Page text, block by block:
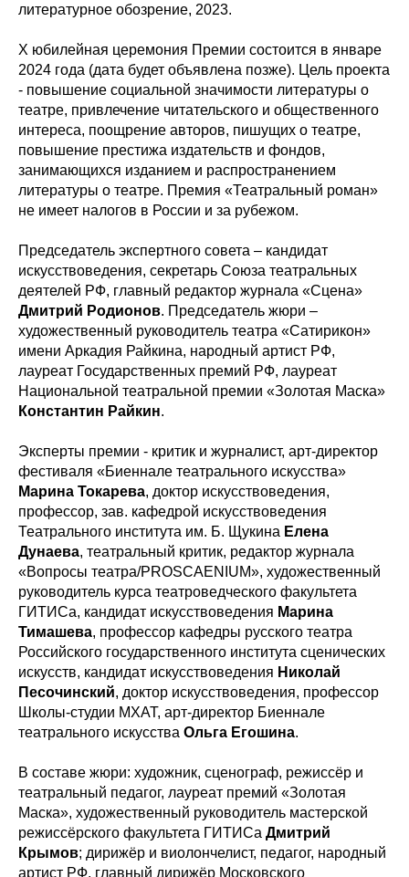
литературное обозрение, 2023.
Х юбилейная церемония Премии состоится в январе
2024 года (дата будет объявлена позже). Цель проекта
- повышение социальной значимости литературы о
театре, привлечение читательского и общественного
интереса, поощрение авторов, пишущих о театре,
повышение престижа издательств и фондов,
занимающихся изданием и распространением
литературы о театре. Премия «Театральный роман»
не имеет налогов в России и за рубежом.
Председатель экспертного совета – кандидат
искусствоведения, секретарь Союза театральных
деятелей РФ, главный редактор журнала «Сцена»
Дмитрий Родионов. Председатель жюри –
художественный руководитель театра «Сатирикон»
имени Аркадия Райкина, народный артист РФ,
лауреат Государственных премий РФ, лауреат
Национальной театральной премии «Золотая Маска»
Константин Райкин.
Эксперты премии - критик и журналист, арт-директор
фестиваля «Биеннале театрального искусства»
Марина Токарева, доктор искусствоведения,
профессор, зав. кафедрой искусствоведения
Театрального института им. Б. Щукина Елена
Дунаева, театральный критик, редактор журнала
«Вопросы театра/PROSCAENIUM», художественный
руководитель курса театроведческого факультета
ГИТИСа, кандидат искусствоведения Марина
Тимашева, профессор кафедры русского театра
Российского государственного института сценических
искусств, кандидат искусствоведения Николай
Песочинский, доктор искусствоведения, профессор
Школы-студии МХАТ, арт-директор Биеннале
театрального искусства Ольга Егошина.
В составе жюри: художник, сценограф, режиссёр и
театральный педагог, лауреат премий «Золотая
Маска», художественный руководитель мастерской
режиссёрского факультета ГИТИСа Дмитрий
Крымов; дирижёр и виолончелист, педагог, народный
артист РФ, главный дирижёр Московского